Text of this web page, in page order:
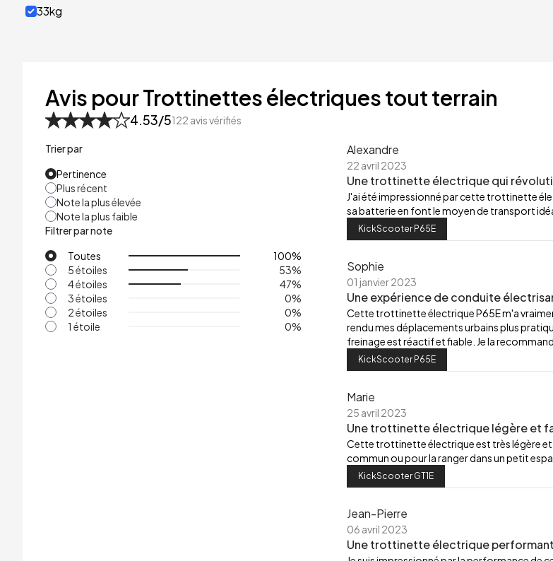
33kg
53kg
Avis pour Trottinettes électriques tout terrain
4.53/5122 avis vérifiés
Trier par
Pertinence
Plus récent
Note la plus élevée
Note la plus faible
Filtrer par note
Toutes
100%
5 étoiles
53%
4 étoiles
47%
3 étoiles
0%
2 étoiles
0%
1 étoile
0%
Alexandre
22 avril 2023
Une trottinette électrique qui
J'ai été impressionné par cette trottinette
sa batterie en font le moyen de transport
KickScooter P65E
Sophie
01 janvier 2023
Une expérience de conduite
Cette trottinette électrique P65E m'a
rendu mes déplacements urbains plus
freinage est réactif et fiable. Je la
KickScooter P65E
Marie
25 avril 2023
Une trottinette électrique légère et
Cette trottinette électrique est très légère et
commun ou pour la ranger dans un petit
KickScooter GT1E
Jean-Pierre
06 avril 2023
Une trottinette électrique